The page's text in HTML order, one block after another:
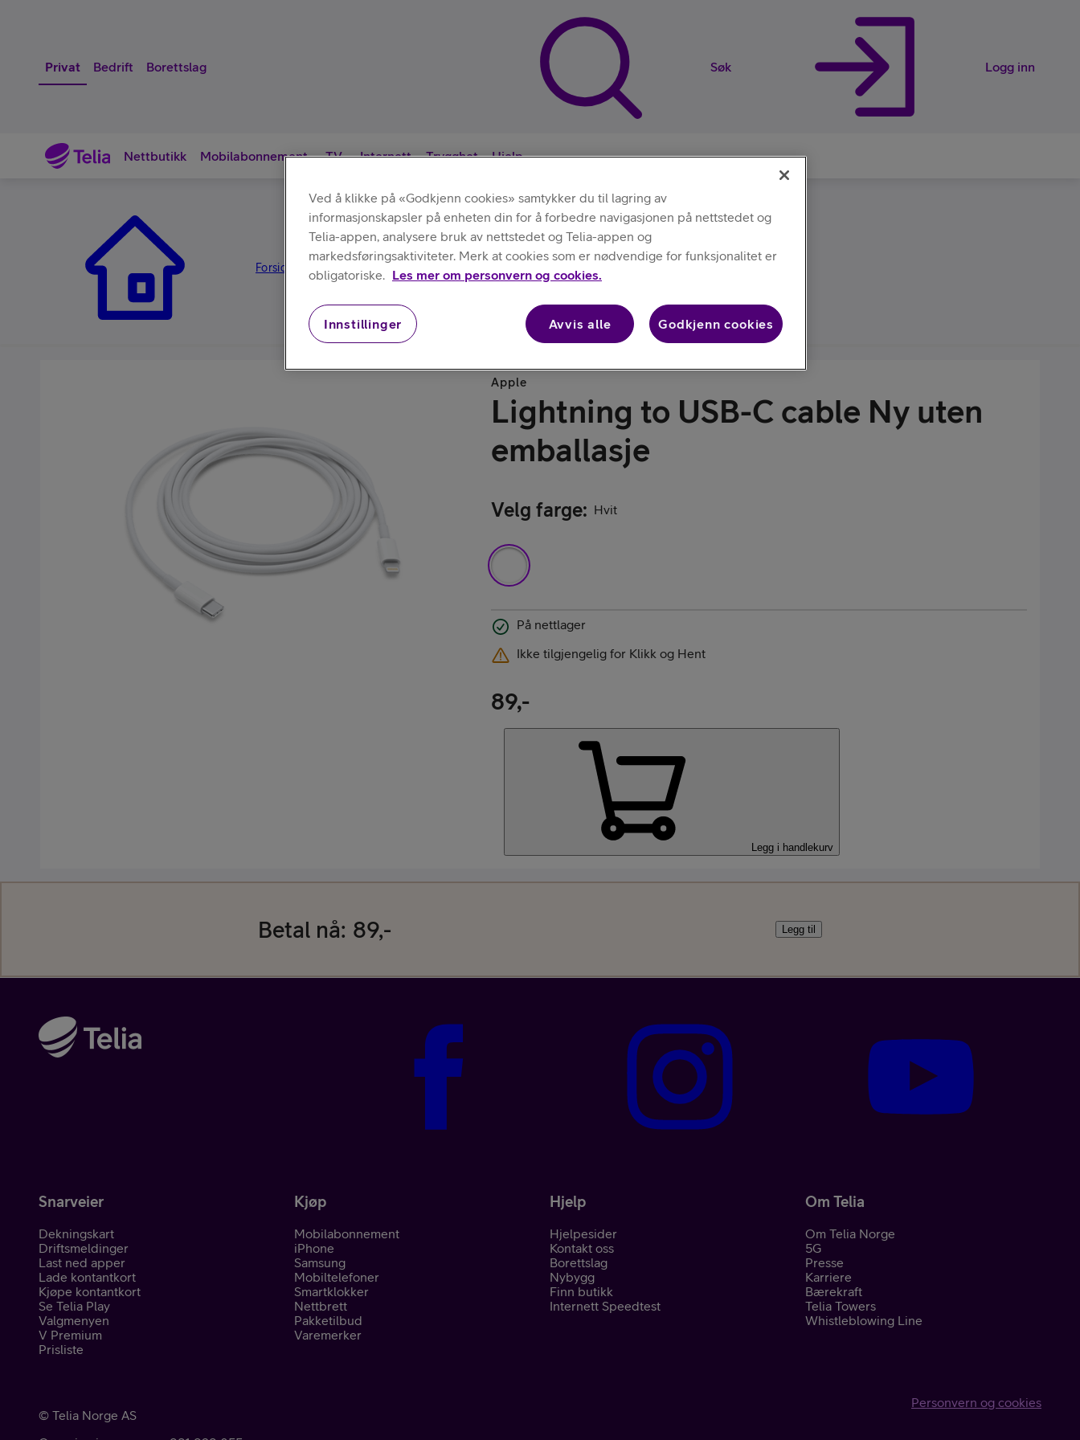
Privat Bedrift Borettslag Søk Logg inn
Nettbutikk
Nettbutikk
Våre varemerker
Nyttige snarveier
Kjøp Google Pixel
Kampanjer
Mobilabonnement TV Internett Trygghet Hjelp
Forsiden Ladere og kabler
Apple
Lightning to USB-C cable Ny uten
emballasje
Velg farge: Hvit
På nettlager
Ikke tilgjengelig for Klikk og Hent
89,-
Legg i handlekurv
Betal nå: 89,- Legg til
Snarveier
Dekningskart
Driftsmeldinger
Last ned apper
Lade kontantkort
Kjøpe kontantkort
Se Telia Play
Valgmenyen
V Premium
Prisliste
Kjøp
Mobilabonnement
iPhone
Samsung
Mobiltelefoner
Smartklokker
Nettbrett
Pakketilbud
Varemerker
Hjelp
Hjelpesider
Kontakt oss
Borettslag
Nybygg
Finn butikk
Internett Speedtest
Om Telia
Om Telia Norge
5G
Presse
Karriere
Bærekraft
Telia Towers
Whistleblowing Line
© Telia Norge AS
Personvern og cookies
Ved å klikke på «Godkjenn cookies» samtykker du til lagring av
informasjonskapsler på enheten din for å forbedre navigasjonen på nettstedet og
Telia-appen, analysere bruk av nettstedet og Telia-appen og
markedsføringsaktiviteter. Merk at cookies som er nødvendige for funksjonalitet er
obligatoriske.
Les mer om personvern og cookies.
Innstillinger Avvis alle Godkjenn cookies